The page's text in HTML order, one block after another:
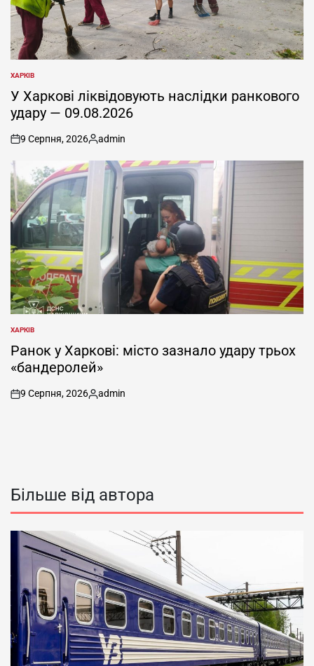
ОПУБЛІКУВАТИ
У
ХАРКІВ
У Харкові ліквідовують наслідки ранкового
удару — 09.08.2026
on
9 Серпня, 2026
Опубліковано
admin
ОПУБЛІКУВАТИ
У
ХАРКІВ
Ранок у Харкові: місто зазнало удару трьох
«бандеролей»
on
9 Серпня, 2026
Опубліковано
admin
Більше від автора